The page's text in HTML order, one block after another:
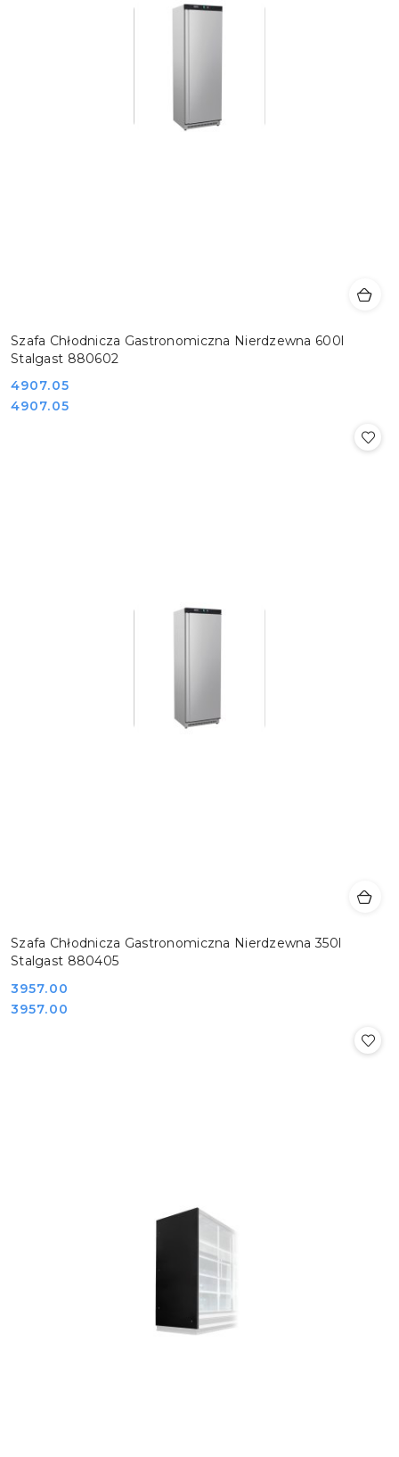
Szafa Chłodnicza Gastronomiczna Nierdzewna 600l
Stalgast 880602
Cena:
4907.05
Cena:
4907.05
Szafa Chłodnicza Gastronomiczna Nierdzewna 350l
Stalgast 880405
Cena:
3957.00
Cena:
3957.00